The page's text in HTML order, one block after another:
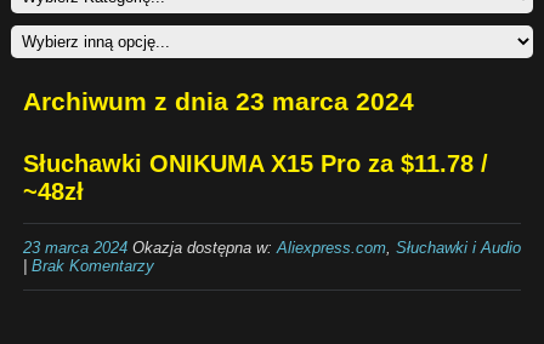
Archiwum z dnia 23 marca 2024
Słuchawki ONIKUMA X15 Pro za $11.78 /
~48zł
23 marca 2024Okazja dostępna w:Aliexpress.com, Słuchawki i Audio
Brak Komentarzy